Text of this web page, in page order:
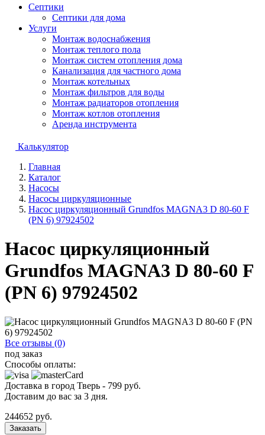
Септики
Септики для дома
Услуги
Монтаж водоснабжения
Монтаж теплого пола
Монтаж систем отопления дома
Канализация для частного дома
Монтаж котельных
Монтаж фильтров для воды
Монтаж радиаторов отопления
Монтаж котлов отопления
Аренда инструмента
Калькулятор
Главная
Каталог
Насосы
Насосы циркуляционные
Насос циркуляционный Grundfos MAGNA3 D 80-60 F
(PN 6) 97924502
Насос циркуляционный
Grundfos MAGNA3 D 80-60 F
(PN 6) 97924502
Все отзывы (0)
под заказ
Способы оплаты:
Доставка в город Тверь - 799 руб.
Доставим до вас за 3 дня.
244652 руб.
Заказать